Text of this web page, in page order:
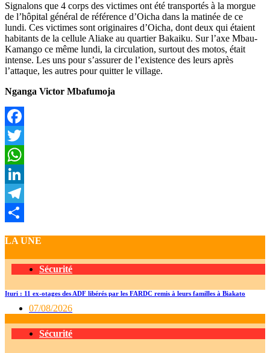
Signalons que 4 corps des victimes ont été transportés à la morgue
de l’hôpital général de référence d’Oicha dans la matinée de ce
lundi. Ces victimes sont originaires d’Oicha, dont deux qui étaient
habitants de la cellule Aliake au quartier Bakaiku. Sur l’axe Mbau-
Kamango ce même lundi, la circulation, surtout des motos, était
intense. Les uns pour s’assurer de l’existence des leurs après
l’attaque, les autres pour quitter le village.
Nganga Victor Mbafumoja
Facebook
Twitter
WhatsApp
LinkedIn
Telegram
LA UNE
Sécurité
Ituri : 11 ex-otages des ADF libérés par les FARDC remis à leurs familles à Biakato
07/08/2026
Sécurité